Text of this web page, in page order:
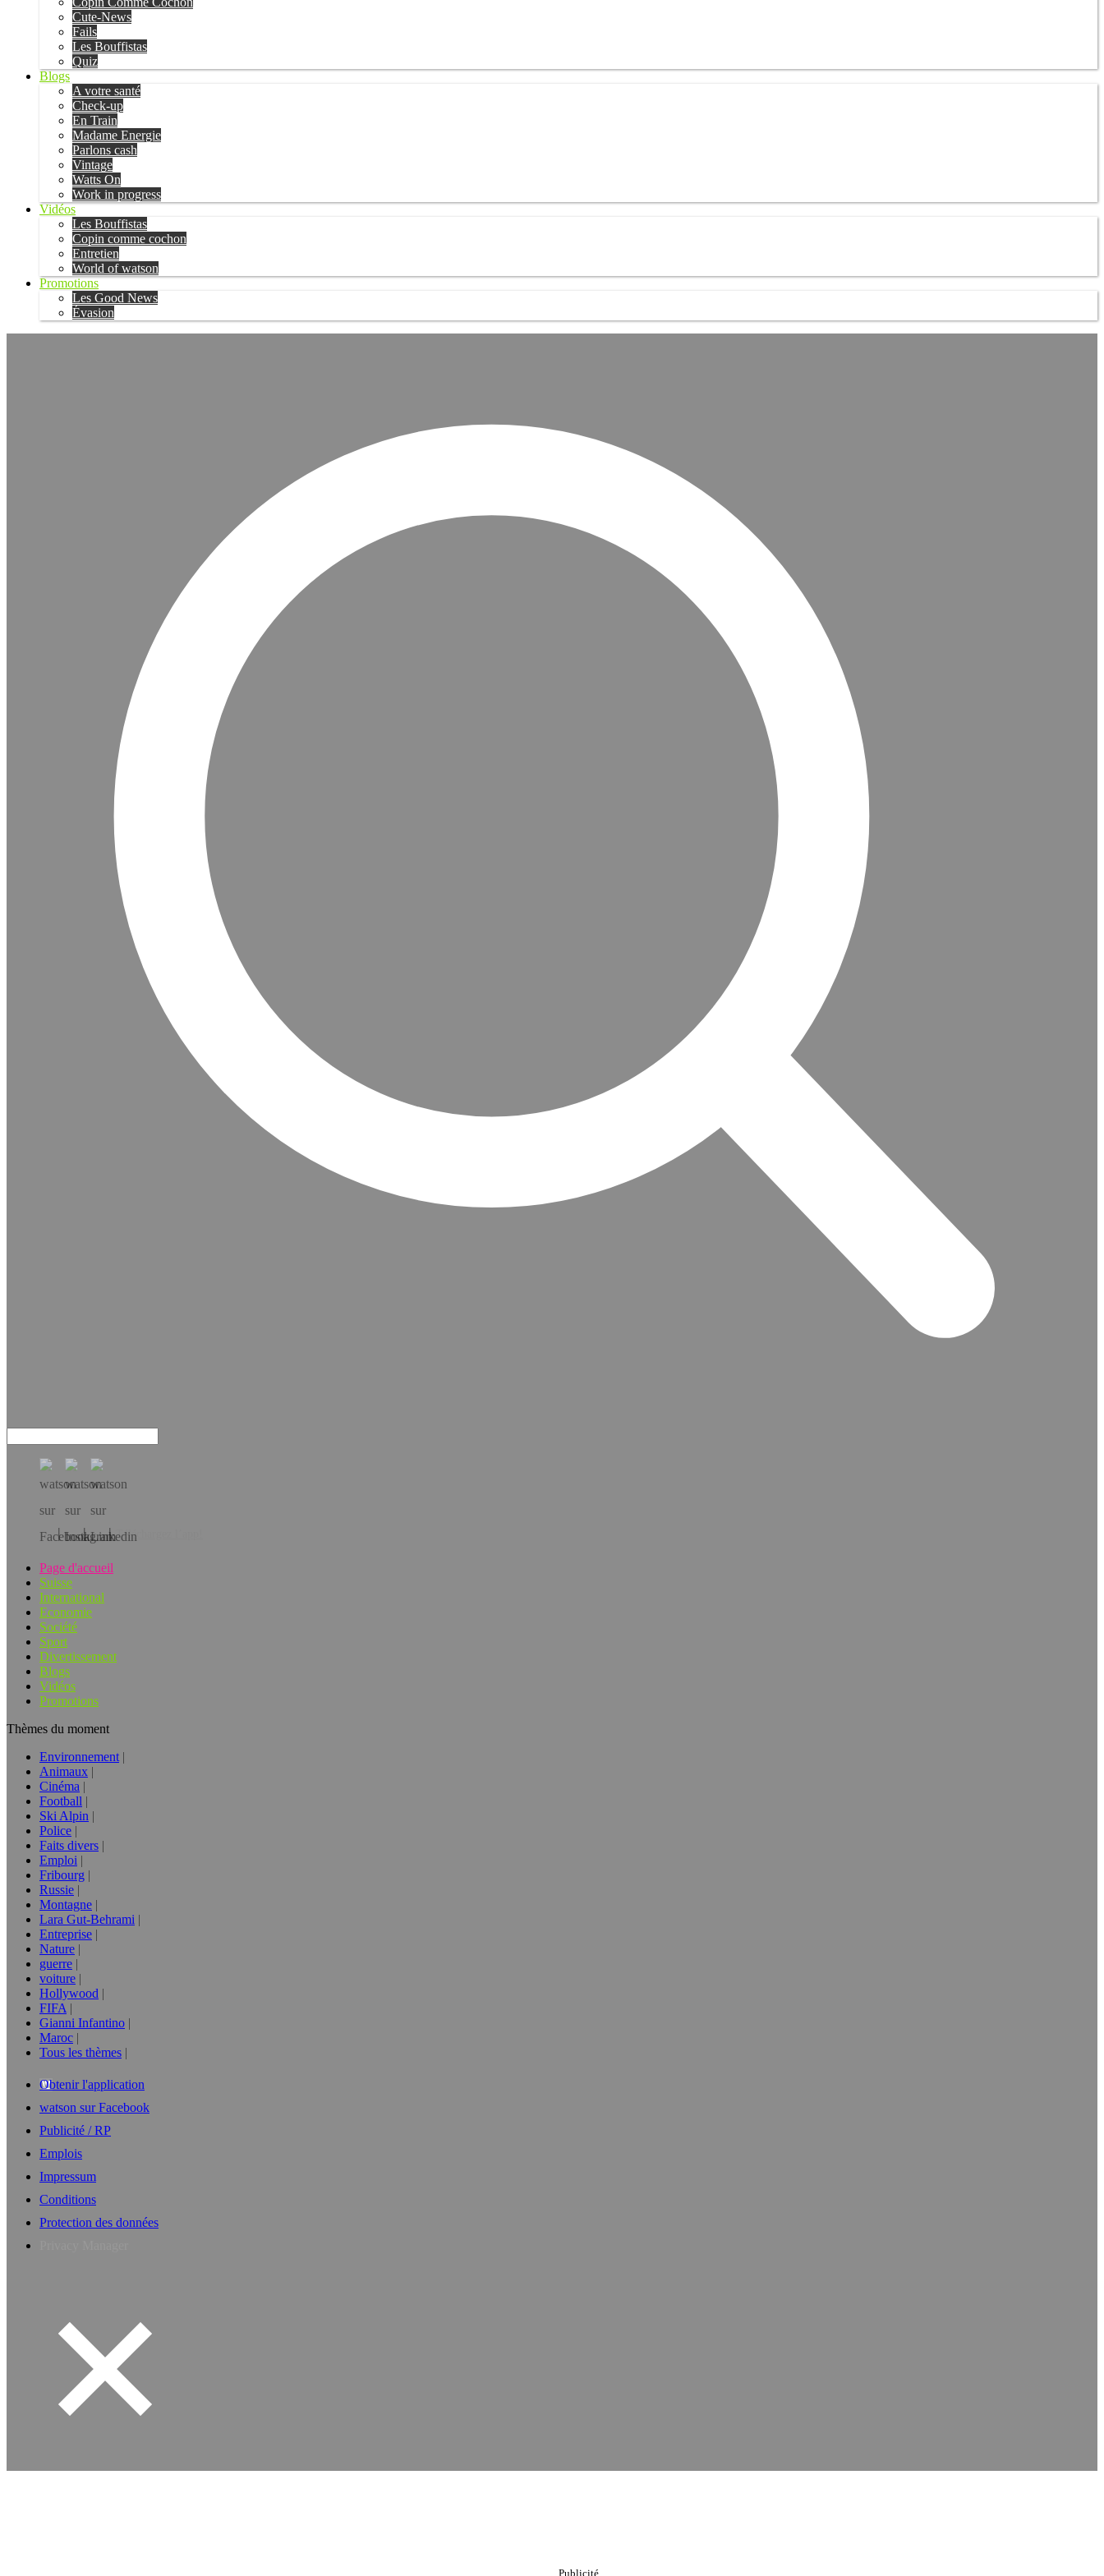
Cute-News
Fails
Les Bouffistas
Quiz
Blogs
A votre santé
Check-up
En Train
Madame Energie
Parlons cash
Vintage
Watts On
Work in progress
Vidéos
Les Bouffistas
Copin comme cochon
Entretien
World of watson
Promotions
Les Good News
Évasion
Téléchargez l’app!
Page d'accueil
Suisse
International
Economie
Société
Sport
Divertissement
Blogs
Vidéos
Promotions
Thèmes du moment
Environnement
Animaux
Cinéma
Football
Ski Alpin
Police
Faits divers
Emploi
Fribourg
Russie
Montagne
Lara Gut-Behrami
Entreprise
Nature
guerre
voiture
Hollywood
FIFA
Gianni Infantino
Maroc
Tous les thèmes
Obtenir l'application
watson sur Facebook
Publicité / RP
Emplois
Impressum
Conditions
Protection des données